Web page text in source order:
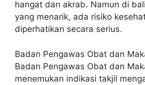
hangat dan akrab. Namun di
yang menarik, ada risiko
diperhatikan secara serius.
Badan Pengawas Obat dan
Badan Pengawas Obat dan
menemukan indikasi takjil